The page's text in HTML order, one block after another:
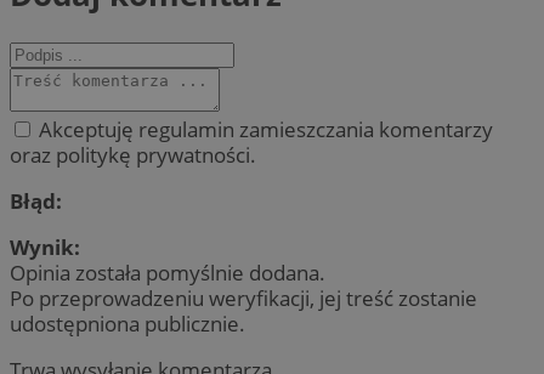
Akceptuję regulamin zamieszczania komentarzy
oraz politykę prywatności.
Błąd:
Wynik:
Opinia została pomyślnie dodana.
Po przeprowadzeniu weryfikacji, jej treść zostanie
udostępniona publicznie.